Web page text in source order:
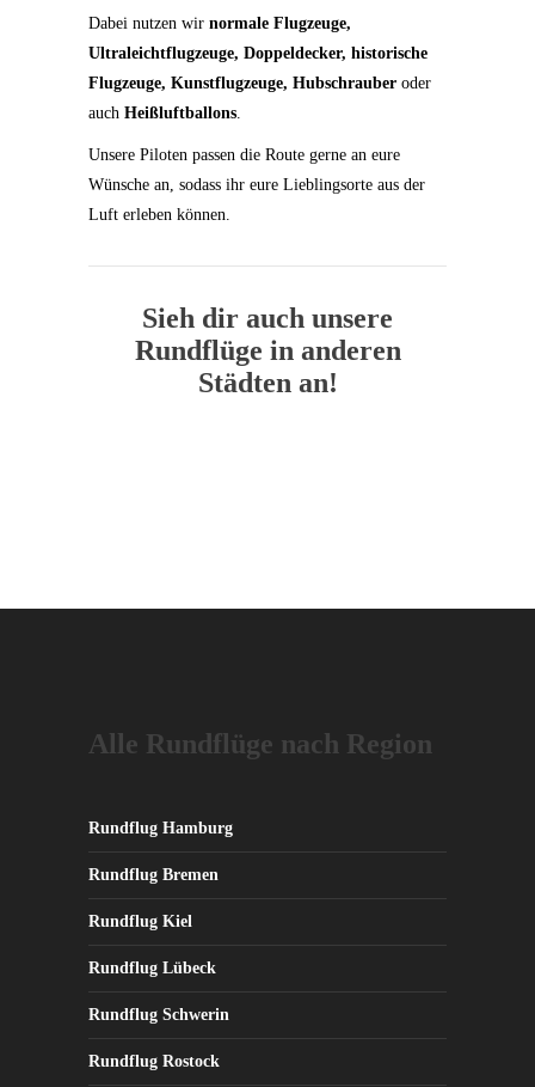
Dabei nutzen wir normale Flugzeuge,
Ultraleichtflugzeuge, Doppeldecker, historische
Flugzeuge, Kunstflugzeuge, Hubschrauber oder
auch Heißluftballons.
Unsere Piloten passen die Route gerne an eure
Wünsche an, sodass ihr eure Lieblingsorte aus der
Luft erleben können.
Sieh dir auch unsere
Rundflüge in anderen
Städten an!
Alle Rundflüge nach Region
Rundflug Hamburg
Rundflug Bremen
Rundflug Kiel
Rundflug Lübeck
Rundflug Schwerin
Rundflug Rostock